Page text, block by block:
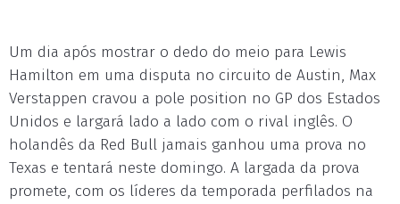
Um dia após mostrar o dedo do meio para Lewis
Hamilton em uma disputa no circuito de Austin, Max
Verstappen cravou a pole position no GP dos Estados
Unidos e largará lado a lado com o rival inglês. O
holandês da Red Bull jamais ganhou uma prova no
Texas e tentará neste domingo. A largada da prova
promete, com os líderes da temporada perfilados na